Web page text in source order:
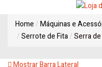
Home
Máquinas e
Serrote de Fita Serra
Mostrar Barra Lateral